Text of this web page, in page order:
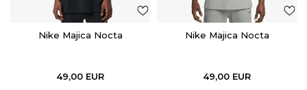
Nike Majica Nocta
49,00 EUR
Nike Majica Nocta
49,00 EUR